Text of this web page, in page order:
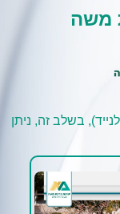
משה
בשלב זה, ניתן